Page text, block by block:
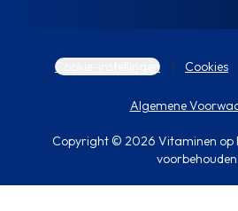
Cookie-instellingen Cookies
Algemene
Copyright © 2026 Vitaminen op
voorbehouden.